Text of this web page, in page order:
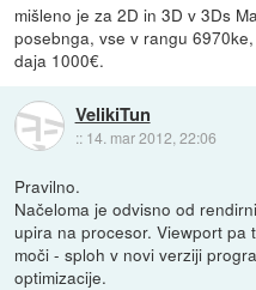
mišleno je za 2D in 3D v 3Ds
posebnga, vse v rangu
daja 1000€.
VelikiTun
:: 14. mar 2012, 22:06
Pravilno.
Načeloma je odvisno od
upira na procesor. Viewport
moči - sploh v novi verziji
optimizacije.